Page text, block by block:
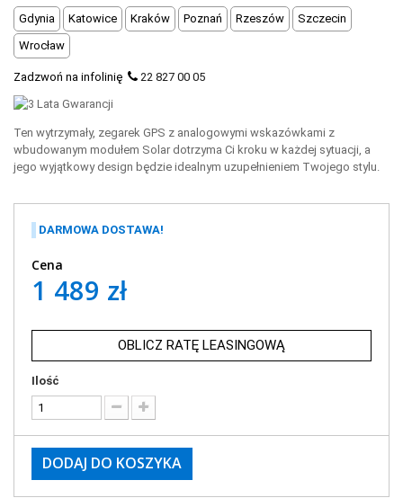
Gdynia Katowice Kraków Poznań Rzeszów
Szczecin
Wrocław
Zadzwoń na infolinię 22 827 00 05
Ten wytrzymały, zegarek GPS z analogowymi wskazówkami z
wbudowanym modułem Solar dotrzyma Ci kroku w każdej sytuacji, a
jego wyjątkowy design będzie idealnym uzupełnieniem Twojego stylu.
DARMOWA DOSTAWA!
Cena
1 489 zł
OBLICZ RATĘ LEASINGOWĄ
Ilość
DODAJ DO KOSZYKA